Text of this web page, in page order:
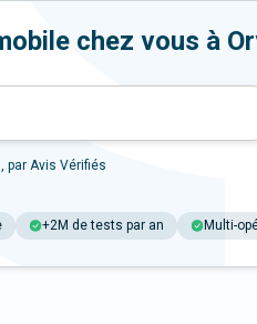
chez vous à
par Avis Vérifiés
+2M de tests par an Multi-